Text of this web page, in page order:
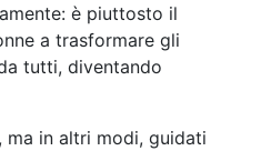
è piuttosto il
a trasformare gli
tutti, diventando
ma in altri modi, guidati